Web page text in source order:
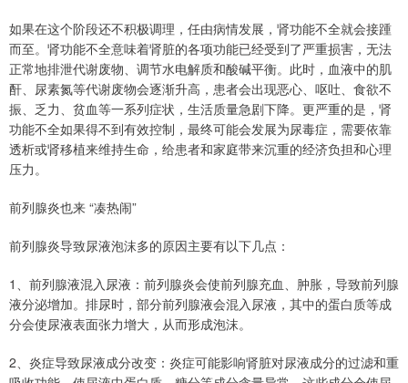
如果在这个阶段还不积极调理，任由病情发展，肾功能不全就会接踵
而至。肾功能不全意味着肾脏的各项功能已经受到了严重损害，无法
正常地排泄代谢废物、调节水电解质和酸碱平衡。此时，血液中的肌
酐、尿素氮等代谢废物会逐渐升高，患者会出现恶心、呕吐、食欲不
振、乏力、贫血等一系列症状，生活质量急剧下降。更严重的是，肾
功能不全如果得不到有效控制，最终可能会发展为尿毒症，需要依靠
透析或肾移植来维持生命，给患者和家庭带来沉重的经济负担和心理
压力。
前列腺炎也来 “凑热闹”
前列腺炎导致尿液泡沫多的原因主要有以下几点：
1、前列腺液混入尿液：前列腺炎会使前列腺充血、肿胀，导致前列腺
液分泌增加。排尿时，部分前列腺液会混入尿液，其中的蛋白质等成
分会使尿液表面张力增大，从而形成泡沫。
2、炎症导致尿液成分改变：炎症可能影响肾脏对尿液成分的过滤和重